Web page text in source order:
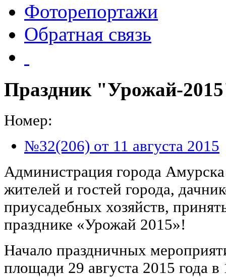
Фоторепортажи
Обратная связь
Праздник "Урожай-
Номер:
№32(206) от 11 августа 2015
Администрация города
жителей и гостей города,
приусадебных хозяйств,
празднике «Урожай 2015»!
Начало праздничных
площади 29 августа 2015 года в